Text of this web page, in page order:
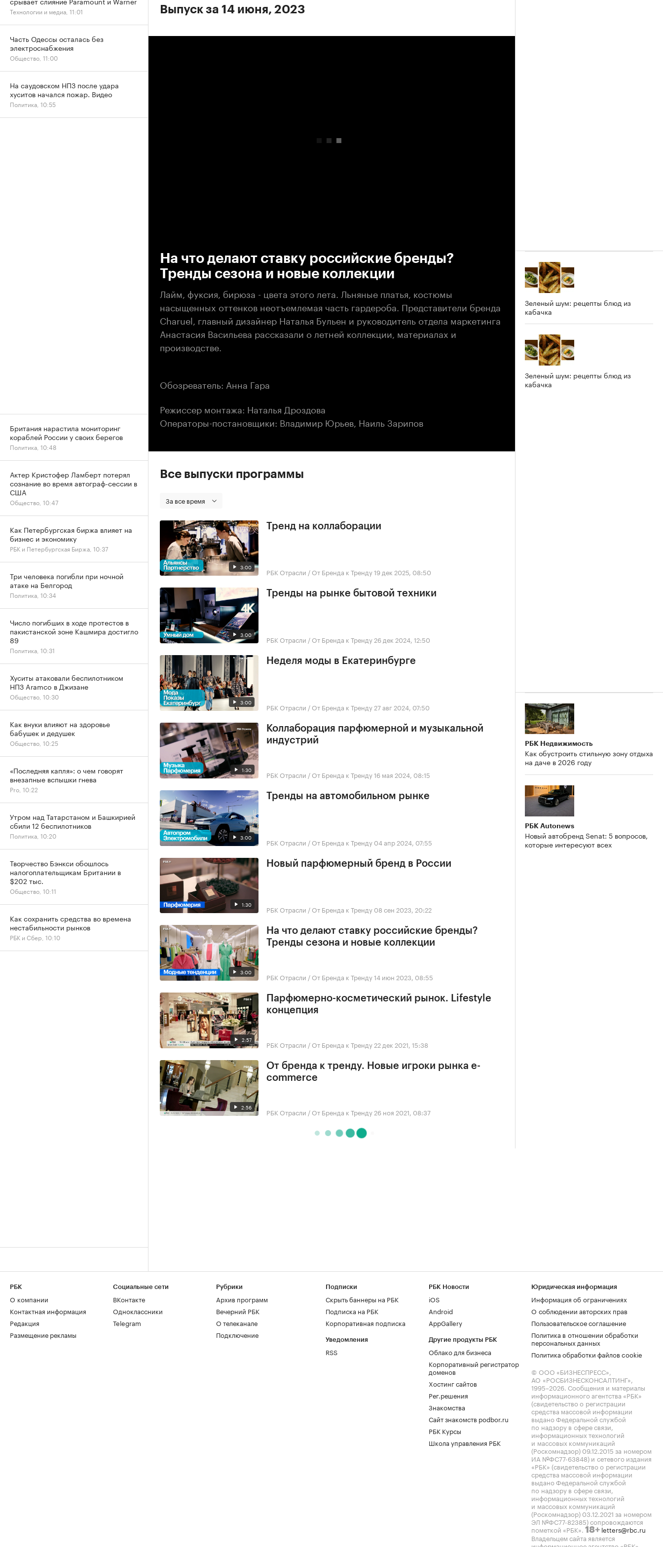
Выпуск за 14 июня, 2023
На что делают ставку российские бренды?
Тренды сезона и новые коллекции
Лайм, фуксия, бирюза - цвета этого лета. Льняные платья, костюмы
насыщенных оттенков неотъемлемая часть гардероба. Представители бренда
Charuel, главный дизайнер Наталья Бульен и руководитель отдела маркетинга
Анастасия Васильева рассказали о летней коллекции, материалах и
производстве.
Обозреватель: Анна Гара
Режиссер монтажа: Наталья Дроздова
Операторы-постановщики: Владимир Юрьев, Наиль Зарипов
Все выпуски программы
За все время
3:00
Тренд на коллаборации
РБК Отрасли / От Бренда к Тренду19 дек 2025, 08:50
3:00
Тренды на рынке бытовой техники
РБК Отрасли / От Бренда к Тренду 26 дек 2024, 12:50
3:00
Неделя моды в Екатеринбурге
РБК Отрасли / От Бренда к Тренду 27 авг 2024, 07:50
1:30
Коллаборация парфюмерной и музыкальной
индустрий
РБК Отрасли / От Бренда к Тренду16 мая 2024, 08:15
3:00
Тренды на автомобильном рынке
РБК Отрасли / От Бренда к Тренду 04 апр 2024, 07:55
1:30
Новый парфюмерный бренд в России
РБК Отрасли / От Бренда к Тренду 08 сен 2023, 20:22
3:00
На что делают ставку российские бренды?
Тренды сезона и новые коллекции
РБК Отрасли / От Бренда к Тренду14 июн 2023, 08:55
2:57
Парфюмерно-косметический рынок. Lifestyle
концепция
РБК Отрасли / От Бренда к Тренду 22 дек 2021, 15:38
2:56
От бренда к тренду. Новые игроки рынка e-
commerce
РБК Отрасли / От Бренда к Тренду 26 ноя 2021, 08:37
Зеленый шум: рецепты блюд из
кабачка
Зеленый шум: рецепты блюд из
кабачка
РБК Недвижимость
Как обустроить стильную зону отдыха
на даче в 2026 году
РБК Autonews
Новый автобренд Senat: 5 вопросов,
которые интересуют всех
Технологии и медиа, 11:01
Часть Одессы осталась без
электроснабжения
Общество, 11:00
На саудовском НПЗ после удара
хуситов начался пожар. Видео
Политика, 10:55
Британия нарастила мониторинг
кораблей России у своих берегов
Политика, 10:48
Актер Кристофер Ламберт потерял
сознание во время автограф-сессии в
США
Общество, 10:47
Как Петербургская биржа влияет на
бизнес и экономику
РБК и Петербургская Биржа, 10:37
Три человека погибли при ночной
атаке на Белгород
Политика, 10:34
Число погибших в ходе протестов в
пакистанской зоне Кашмира достигло
89
Политика, 10:31
Хуситы атаковали беспилотником
НПЗ Aramco в Джизане
Общество, 10:30
Как внуки влияют на здоровье
бабушек и дедушек
Общество, 10:25
«Последняя капля»: о чем говорят
внезапные вспышки гнева
Pro, 10:22
Утром над Татарстаном и Башкирией
сбили 12 беспилотников
Политика, 10:20
Творчество Бэнкси обошлось
налогоплательщикам Британии в
$202 тыс.
Общество, 10:11
Как сохранить средства во времена
нестабильности рынков
РБК и Сбер, 10:10
РБК
О компании
Контактная информация
Редакция
Размещение рекламы
Социальные сети
ВКонтакте
Одноклассники
Telegram
Рубрики
Архив программ
Вечерний РБК
О телеканале
Подключение
Подписки
Скрыть баннеры на РБК
Подписка на РБК
Корпоративная подписка
Уведомления
RSS
РБК Новости
iOS
Android
AppGallery
Другие продукты РБК
Облако для бизнеса
Корпоративный регистратор
доменов
Хостинг сайтов
Рег.решения
Знакомства
Сайт знакомств podbor.ru
РБК Курсы
Школа управления РБК
Юридическая информация
Информация об ограничениях
О соблюдении авторских прав
Пользовательское соглашение
Политика в отношении обработки
персональных данных
Политика обработки файлов cookie
© ООО «БИЗНЕСПРЕСС»,
АО «РОСБИЗНЕСКОНСАЛТИНГ»,
1995–2026. Сообщения и материалы
информационного агентства «РБК»
(свидетельство о регистрации
средства массовой информации
выдано Федеральной службой
по надзору в сфере связи,
информационных технологий
и массовых коммуникаций
(Роскомнадзор) 09.12.2015 за номером
ИА №ФС77-63848) и сетевого издания
«РБК» (свидетельство о регистрации
средства массовой информации
выдано Федеральной службой
по надзору в сфере связи,
информационных технологий
и массовых коммуникаций
(Роскомнадзор) 03.12.2021 за номером
ЭЛ №ФС77-82385) сопровождаются
пометкой «РБК». 18+ letters@rbc.ru
Владельцем сайта является